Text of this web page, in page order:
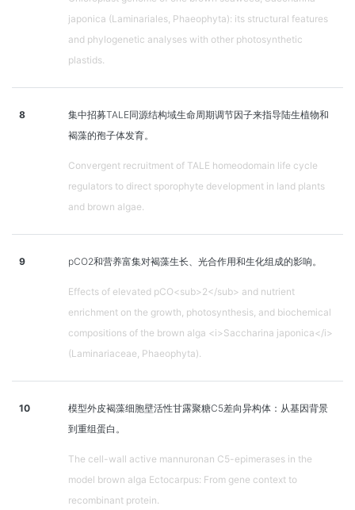
japonica (Laminariales, Phaeophyta): its structural features
and phylogenetic analyses with other photosynthetic
plastids.
8
集中招募TALE同源结构域生命周期调节因子来指导陆生植物和
褐藻的孢子体发育。
Convergent recruitment of TALE homeodomain life cycle
regulators to direct sporophyte development in land plants
and brown algae.
9 pCO2和营养富集对褐藻生长、光合作用和生化组成的影响。
Effects of elevated pCO<sub>2</sub> and nutrient
enrichment on the growth, photosynthesis, and biochemical
compositions of the brown alga <i>Saccharina japonica</i>
(Laminariaceae, Phaeophyta).
10
模型外皮褐藻细胞壁活性甘露聚糖C5差向异构体：从基因背景
到重组蛋白。
The cell-wall active mannuronan C5-epimerases in the
model brown alga Ectocarpus: From gene context to
recombinant protein.